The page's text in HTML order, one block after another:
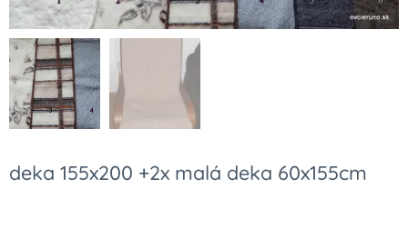
deka 155x200 +2x malá deka 60x155cm